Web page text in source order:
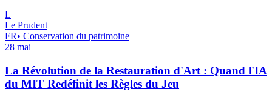
L
Le Prudent
FR• Conservation du patrimoine
28 mai
La Révolution de la Restauration d'Art : Quand l'IA
du MIT Redéfinit les Règles du Jeu